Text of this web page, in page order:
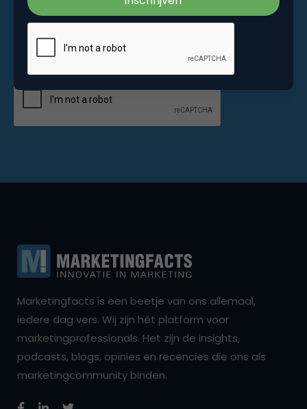
Marketingfacts is een beetje van ons allemaal,
iedere dag vers. Wij zijn hét platform voor
marketingprofessionals. Het zijn de insights,
podcasts, blogs, opinies en recencies die ons als
marketingcommunity binden.